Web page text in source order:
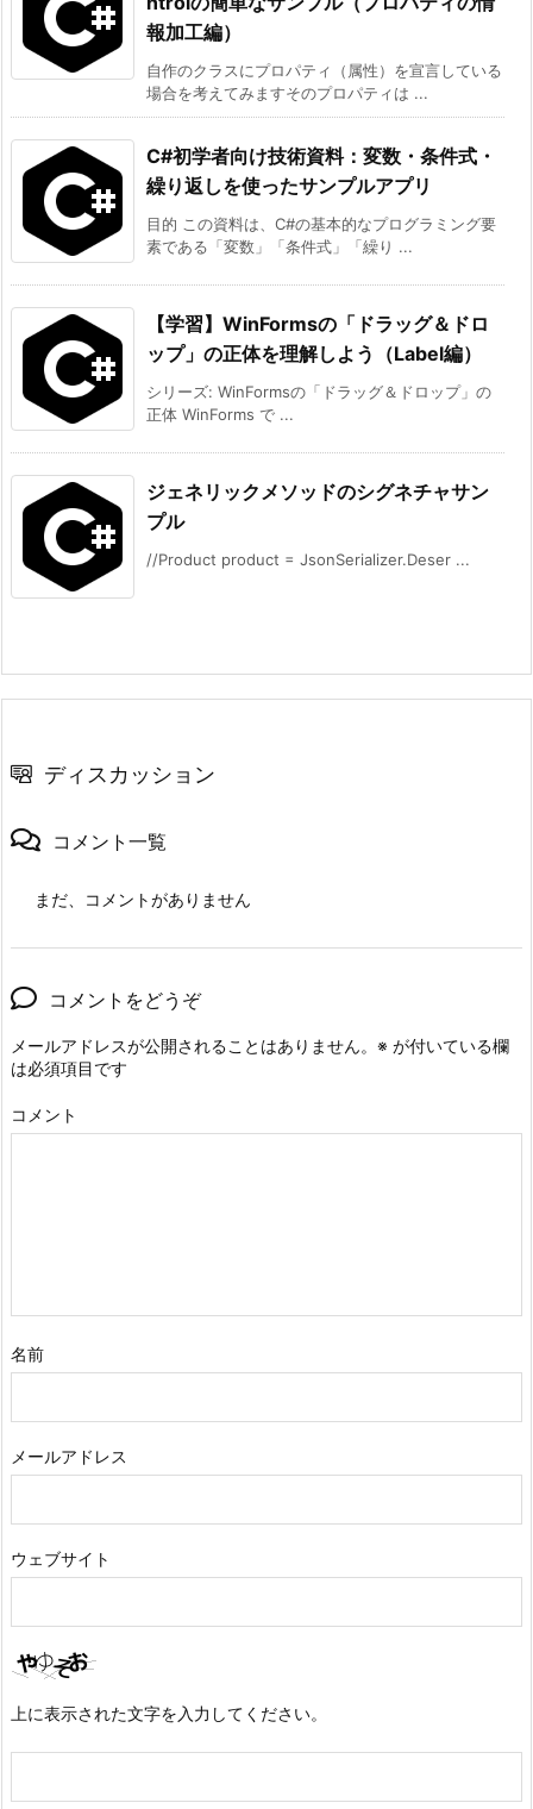
報加工編）
自作のクラスにプロパティ（属性）を宣言している
場合を考えてみますそのプロパティは ...
C#初学者向け技術資料：変数・条件式・
繰り返しを使ったサンプルアプリ
目的 この資料は、C#の基本的なプログラミング要
素である「変数」「条件式」「繰り ...
【学習】WinFormsの「ドラッグ＆ドロ
ップ」の正体を理解しよう（Label編）
シリーズ: WinFormsの「ドラッグ＆ドロップ」の
正体 WinForms で ...
ジェネリックメソッドのシグネチャサン
プル
//Product product = JsonSerializer.Deser ...
ディスカッション
コメント一覧
まだ、コメントがありません
コメントをどうぞ
メールアドレスが公開されることはありません。 ※ が付いている欄
は必須項目です
コメント
名前
メールアドレス
ウェブサイト
上に表示された文字を入力してください。